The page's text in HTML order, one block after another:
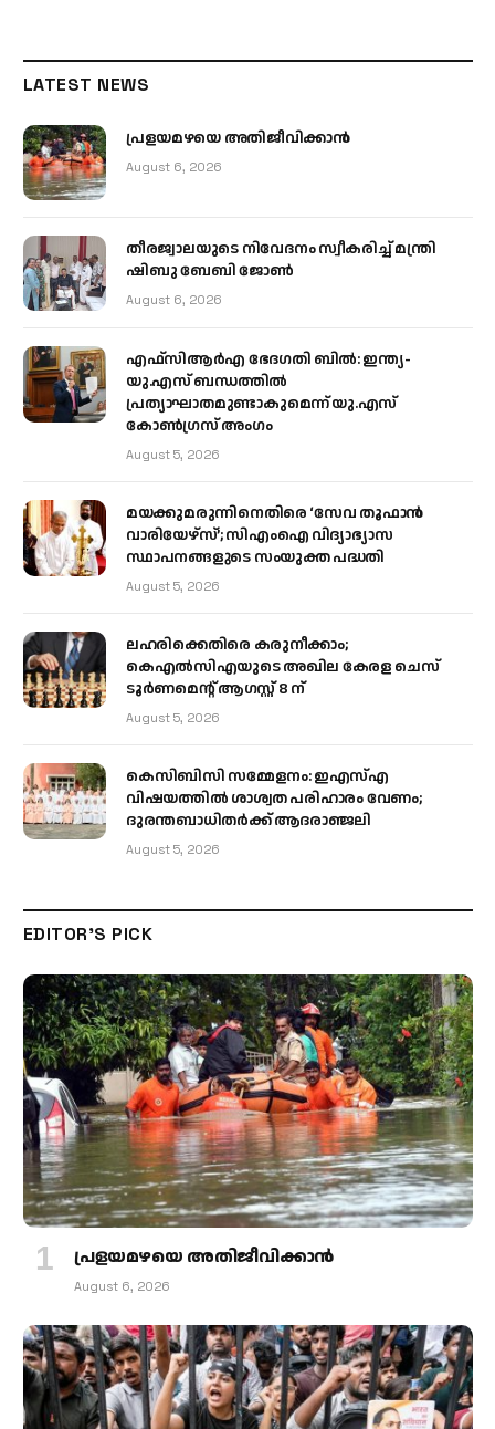
LATEST NEWS
പ്രളയമഴയെ അതിജീവിക്കാന്‍
August 6, 2026
തീരജ്വാലയുടെ നിവേദനം സ്വീകരിച്ച് മന്ത്രി
ഷിബു ബേബി ജോൺ
August 6, 2026
എഫ്‌സിആർഎ ഭേദഗതി ബിൽ: ഇന്ത്യ-
യു.എസ് ബന്ധത്തിൽ
പ്രത്യാഘാതമുണ്ടാകുമെന്ന് യു.എസ്
കോൺഗ്രസ് അംഗം
August 5, 2026
മയക്കുമരുന്നിനെതിരെ ‘സേവ തൂഫാൻ
വാരിയേഴ്‌സ്’; സിഎംഐ വിദ്യാഭ്യാസ
സ്ഥാപനങ്ങളുടെ സംയുക്ത പദ്ധതി
August 5, 2026
ലഹരിക്കെതിരെ കരുനീക്കാം;
കെഎൽസിഎയുടെ അഖില കേരള ചെസ്
ടൂർണമെന്റ് ആഗസ്റ്റ് 8 ന്
August 5, 2026
കെസിബിസി സമ്മേളനം: ഇഎസ്എ
വിഷയത്തിൽ ശാശ്വത പരിഹാരം വേണം;
ദുരന്തബാധിതർക്ക് ആദരാഞ്ജലി
August 5, 2026
EDITOR'S PICK
പ്രളയമഴയെ അതിജീവിക്കാന്‍
August 6, 2026